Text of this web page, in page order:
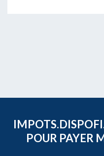
POUR PAYER